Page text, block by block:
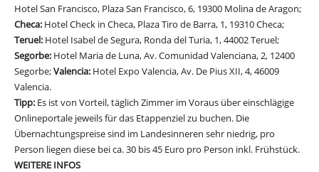
Hotel San Francisco, Plaza San Francisco, 6, 19300 Molina de Aragon;
Checa: Hotel Check in Checa, Plaza Tiro de Barra, 1, 19310 Checa;
Teruel: Hotel Isabel de Segura, Ronda del Turia, 1, 44002 Teruel;
Segorbe: Hotel Maria de Luna, Av. Comunidad Valenciana, 2, 12400
Segorbe;Valencia: Hotel Expo Valencia, Av. De Pius XII, 4, 46009
Valencia.
Tipp: Es ist von Vorteil, täglich Zimmer im Voraus über einschlägige
Onlineportale jeweils für das Etappenziel zu buchen. Die
Übernachtungspreise sind im Landesinneren sehr niedrig, pro
Person liegen diese bei ca. 30 bis 45 Euro pro Person inkl. Frühstück.
WEITERE INFOS